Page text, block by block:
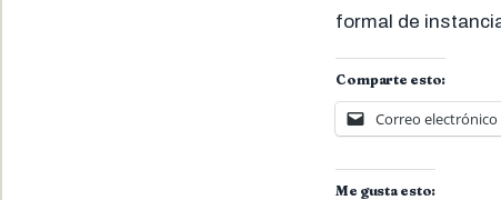
formal de
Comparte esto:
Correo electrónico
Me gusta esto: